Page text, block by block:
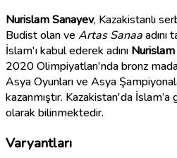
Nurislam Sanayev, Kazakistanlı
Budist olan ve Artas Sanaaadını
İslam'ı kabul ederek adını Nurislam
2020 Olimpiyatları'nda bronz
Asya Oyunları ve Asya
kazanmıştır. Kazakistan'da İslam’a
olarak bilinmektedir.
Varyantları